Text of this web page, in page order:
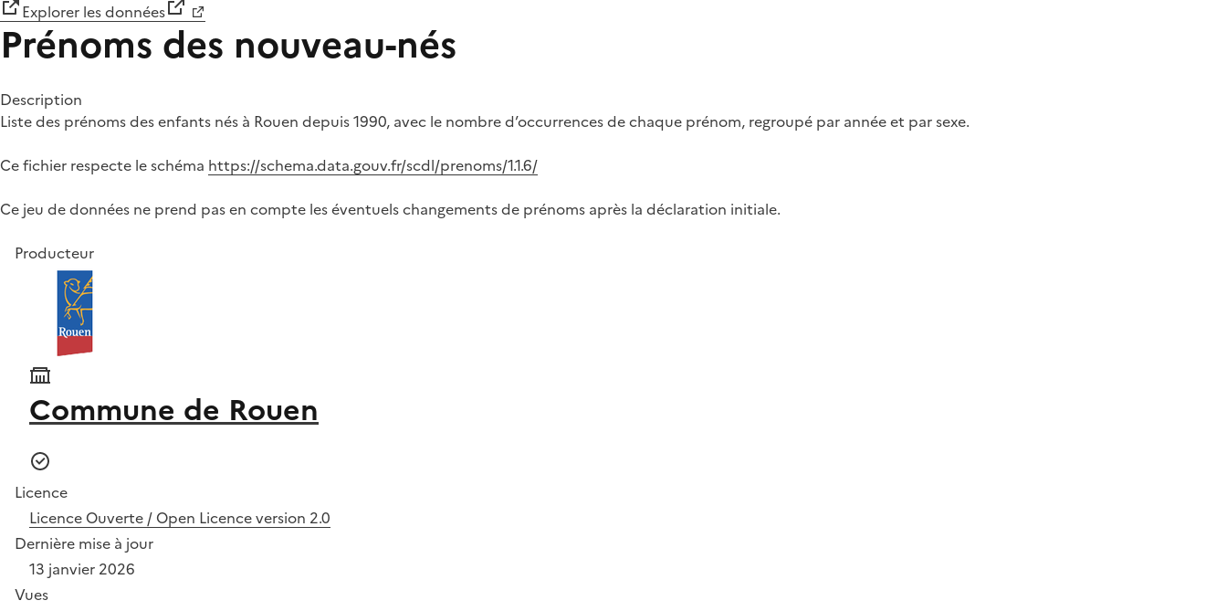
Explorer les données
Prénoms des nouveau-nés
Description
Liste des prénoms des enfants nés à Rouen depuis 1990, avec le nombre d’occurrences de chaque prénom, regroupé par année et par sexe.
Ce fichier respecte le schéma https://schema.data.gouv.fr/scdl/prenoms/1.1.6/
Ce jeu de données ne prend pas en compte les éventuels changements de prénoms après la déclaration initiale.
Producteur
Commune de Rouen
Licence
Licence Ouverte / Open Licence version 2.0
Dernière mise à jour
13 janvier 2026
Vues